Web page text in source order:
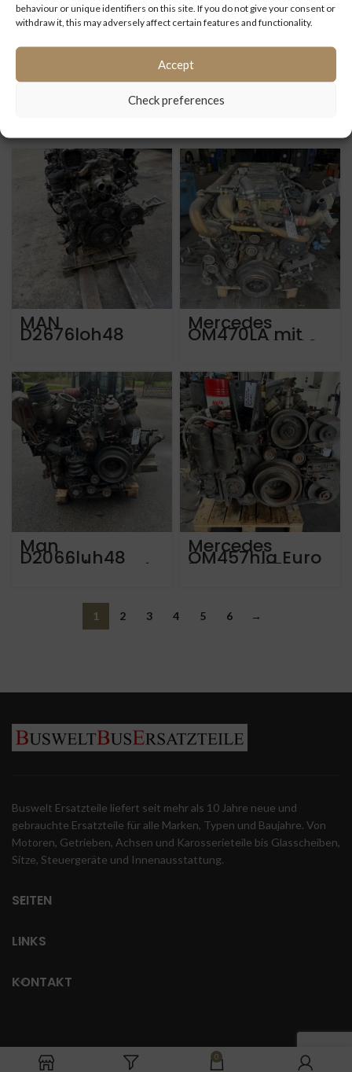
behaviour or unique identifiers on this site. If you do not give your consent or
withdraw it, this may adversely affect certain features and functionality.
Accept
Check preferences
D2066LUH48
MAN A23 von
2013 mit ca
975.000 km
Mercedes
OM470La Euro 6
Citaro Gelenk
von 2014 mit ca.
595.000 km
MAN
D2676loh48
Euro 6 Motor
km
Mercedes
OM470LA mit
nur ca 243.000
Tourismo von
2022
Man
D2066luh48
Euro 5 / Eev mit
Mercedes
OM457hla Euro
5 Setra 417UL
1 2 3 4 5 6 →
Buswelt Ersatzteile liefert seit mehr als 10 Jahre neue und
gebrauchte Ersatzteile für alle Marken, Typen und Baujahre. Von
Motoren, Getrieben, Achsen und Karosserieteile bis Glasscheiben,
Sitze, Steuergeräte und Innenausstattung.
SEITEN
LINKS
KONTAKT
0